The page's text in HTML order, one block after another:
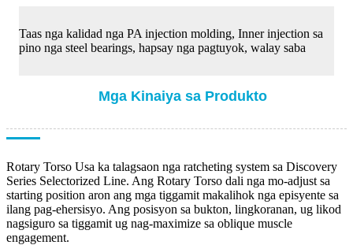
Taas nga kalidad nga PA injection molding, Inner injection sa
pino nga steel bearings, hapsay nga pagtuyok, walay saba
Mga Kinaiya sa Produkto
Rotary Torso Usa ka talagsaon nga ratcheting system sa Discovery
Series Selectorized Line. Ang Rotary Torso dali nga mo-adjust sa
starting position aron ang mga tiggamit makalihok nga episyente sa
ilang pag-ehersisyo. Ang posisyon sa bukton, lingkoranan, ug likod
nagsiguro sa tiggamit ug nag-maximize sa oblique muscle
engagement.